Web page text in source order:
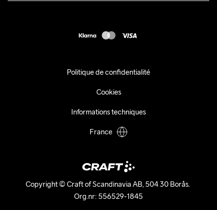
Copyright © Craft of Scandinavia AB, 504 30 Borås.
Org.nr: 556529-1845
Politique de confidentialité
Cookies
Informations techniques
France